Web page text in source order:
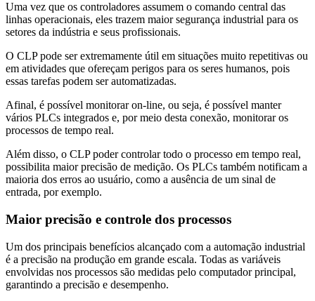
Uma vez que os controladores assumem o comando central das
linhas operacionais, eles trazem maior segurança industrial para os
setores da indústria e seus profissionais.
O CLP pode ser extremamente útil em situações muito repetitivas ou
em atividades que ofereçam perigos para os seres humanos, pois
essas tarefas podem ser automatizadas.
Afinal, é possível monitorar on-line, ou seja, é possível manter
vários PLCs integrados e, por meio desta conexão, monitorar os
processos de tempo real.
Além disso, o CLP poder controlar todo o processo em tempo real,
possibilita maior precisão de medição. Os PLCs também notificam a
maioria dos erros ao usuário, como a ausência de um sinal de
entrada, por exemplo.
Maior precisão e controle dos processos
Um dos principais benefícios alcançado com a automação industrial
é a precisão na produção em grande escala. Todas as variáveis
envolvidas nos processos são medidas pelo computador principal,
garantindo a precisão e desempenho.